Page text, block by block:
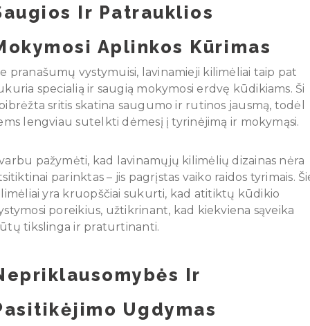
Ir Patrauklios
Aplinkos Kūrimas
pranašumų vystymuisi, lavinamieji kilimėliai taip pat
specialią ir saugią mokymosi erdvę kūdikiams. Ši
sritis skatina saugumo ir rutinos jausmą, todėl
lengviau sutelkti dėmesį į tyrinėjimą ir mokymąsi.
pažymėti, kad lavinamųjų kilimėlių dizainas nėra
parinktas – jis pagrįstas vaiko raidos tyrimais.
yra kruopščiai sukurti, kad atitiktų kūdikio
poreikius, užtikrinant, kad kiekviena sąveika
tikslinga ir praturtinanti.
Ir
Ugdymas